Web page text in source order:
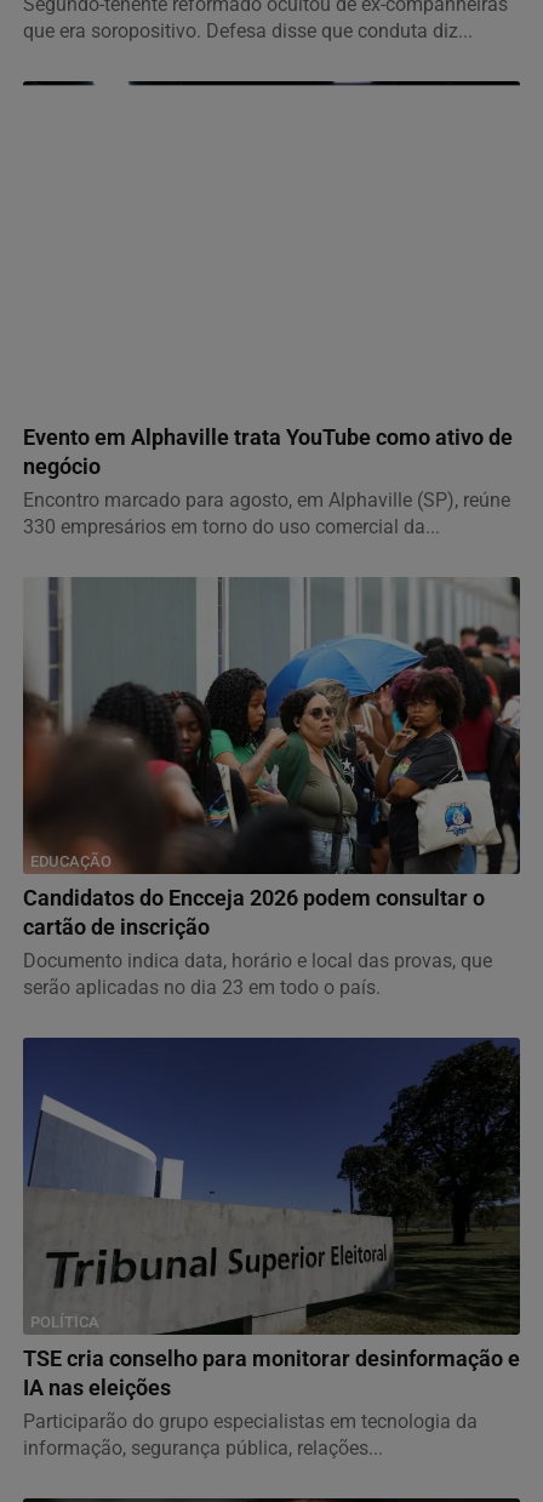
Segundo-tenente reformado ocultou de ex-companheiras
que era soropositivo. Defesa disse que conduta diz...
Evento em Alphaville trata YouTube como ativo de
negócio
Encontro marcado para agosto, em Alphaville (SP), reúne
330 empresários em torno do uso comercial da...
EDUCAÇÃO
Candidatos do Encceja 2026 podem consultar o
cartão de inscrição
Documento indica data, horário e local das provas, que
serão aplicadas no dia 23 em todo o país.
POLÍTICA
TSE cria conselho para monitorar desinformação e
IA nas eleições
Participarão do grupo especialistas em tecnologia da
informação, segurança pública, relações...